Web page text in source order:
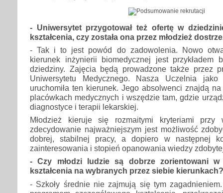
- Uniwersytet przygotował też ofertę w
kształcenia, czy została ona przez młodzież
- Tak i to jest powód do zadowolenia. Nowo
kierunek inżynierii biomedycznej jest przykładem
dziedziny. Zajęcia będą prowadzone także przez
Uniwersytetu Medycznego. Nasza Uczelnia
uruchomiła ten kierunek. Jego absolwenci znajdą
placówkach medycznych i wszędzie tam, gdzie
diagnostyce i terapii lekarskiej.
Młodzież kieruje się rozmaitymi kryteriami przy
zdecydowanie najważniejszym jest możliwość
dobrej, stabilnej pracy, a dopiero w następnej
zainteresowania i stopień opanowania wiedzy
- Czy młodzi ludzie są dobrze zorientowani w
kształcenia na wybranych przez siebie kierunkach?
- Szkoły średnie nie zajmują się tym